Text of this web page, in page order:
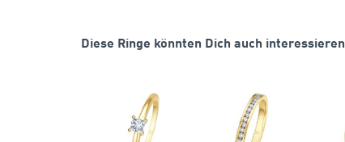
Diese Ringe könnten Dich auch interessieren